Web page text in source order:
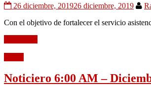
26 diciembre, 201926 diciembre, 2019
Con el objetivo de fortalecer el servicio
Noticiero 6:00 AM –